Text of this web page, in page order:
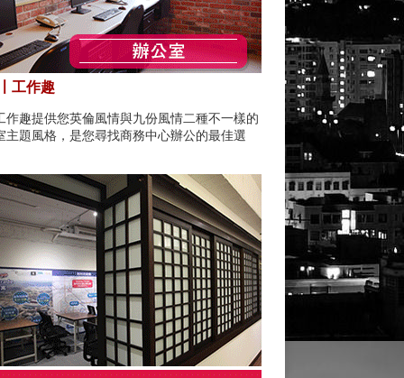
工作趣
作趣提供您英倫風情與九份風情二種不一樣的
主題風格，是您尋找商務中心辦公的最佳選